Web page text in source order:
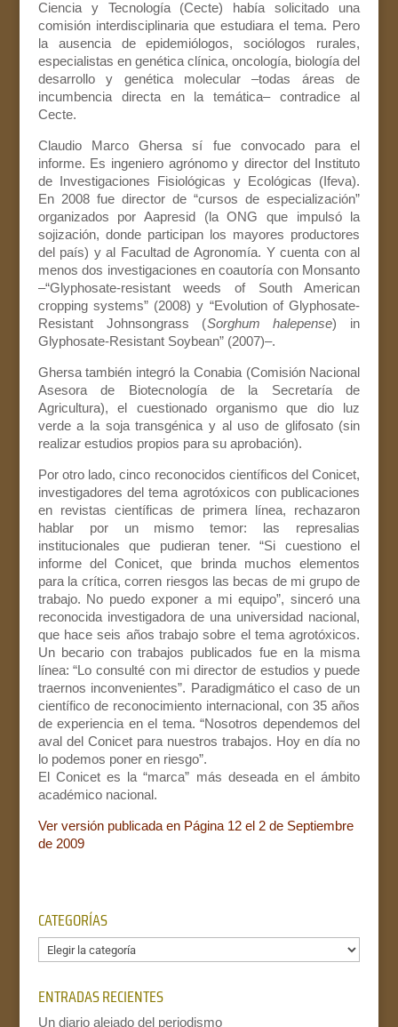
Ciencia y Tecnología (Cecte) había solicitado una
comisión interdisciplinaria que estudiara el tema. Pero
la ausencia de epidemiólogos, sociólogos rurales,
especialistas en genética clínica, oncología, biología del
desarrollo y genética molecular –todas áreas de
incumbencia directa en la temática– contradice al
Cecte.
Claudio Marco Ghersa sí fue convocado para el
informe. Es ingeniero agrónomo y director del Instituto
de Investigaciones Fisiológicas y Ecológicas (Ifeva).
En 2008 fue director de “cursos de especialización”
organizados por Aapresid (la ONG que impulsó la
sojización, donde participan los mayores productores
del país) y al Facultad de Agronomía. Y cuenta con al
menos dos investigaciones en coautoría con Monsanto
–“Glyphosate-resistant weeds of South American
cropping systems” (2008) y “Evolution of Glyphosate-
Resistant Johnsongrass (Sorghum halepense) in
Glyphosate-Resistant Soybean” (2007)–.
Ghersa también integró la Conabia (Comisión Nacional
Asesora de Biotecnología de la Secretaría de
Agricultura), el cuestionado organismo que dio luz
verde a la soja transgénica y al uso de glifosato (sin
realizar estudios propios para su aprobación).
Por otro lado, cinco reconocidos científicos del Conicet,
investigadores del tema agrotóxicos con publicaciones
en revistas científicas de primera línea, rechazaron
hablar por un mismo temor: las represalias
institucionales que pudieran tener. “Si cuestiono el
informe del Conicet, que brinda muchos elementos
para la crítica, corren riesgos las becas de mi grupo de
trabajo. No puedo exponer a mi equipo”, sinceró una
reconocida investigadora de una universidad nacional,
que hace seis años trabajo sobre el tema agrotóxicos.
Un becario con trabajos publicados fue en la misma
línea: “Lo consulté con mi director de estudios y puede
traernos inconvenientes”. Paradigmático el caso de un
científico de reconocimiento internacional, con 35 años
de experiencia en el tema. “Nosotros dependemos del
aval del Conicet para nuestros trabajos. Hoy en día no
lo podemos poner en riesgo”.
El Conicet es la “marca” más deseada en el ámbito
académico nacional.
Ver versión publicada en Página 12 el 2 de Septiembre
de 2009
CATEGORÍAS
Categorías
ENTRADAS RECIENTES
Un diario alejado del periodismo